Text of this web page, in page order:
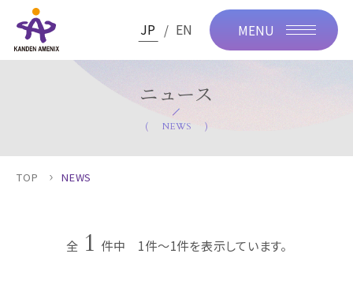
JP EN MENU
ニュース
NEWS
TOP NEWS
全 1 件中 1件～1件を表示しています。